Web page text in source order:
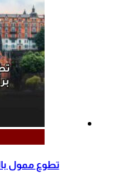
تطوع ممول